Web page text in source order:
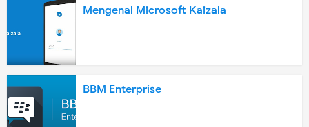
Mengenal Microsoft Kaizala
BBM Enterprise